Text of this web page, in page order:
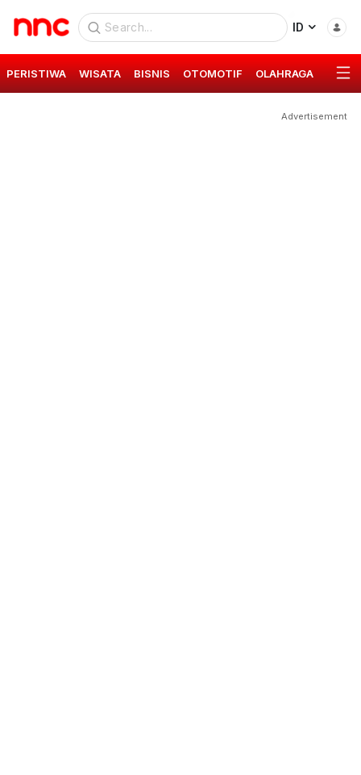
ID
PERISTIWA WISATA BISNIS OTOMOTIF OLAHRAGA GAYA
Advertisement